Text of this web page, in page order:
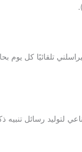
تلقائيًا كل يوم
لتوليد رسائل